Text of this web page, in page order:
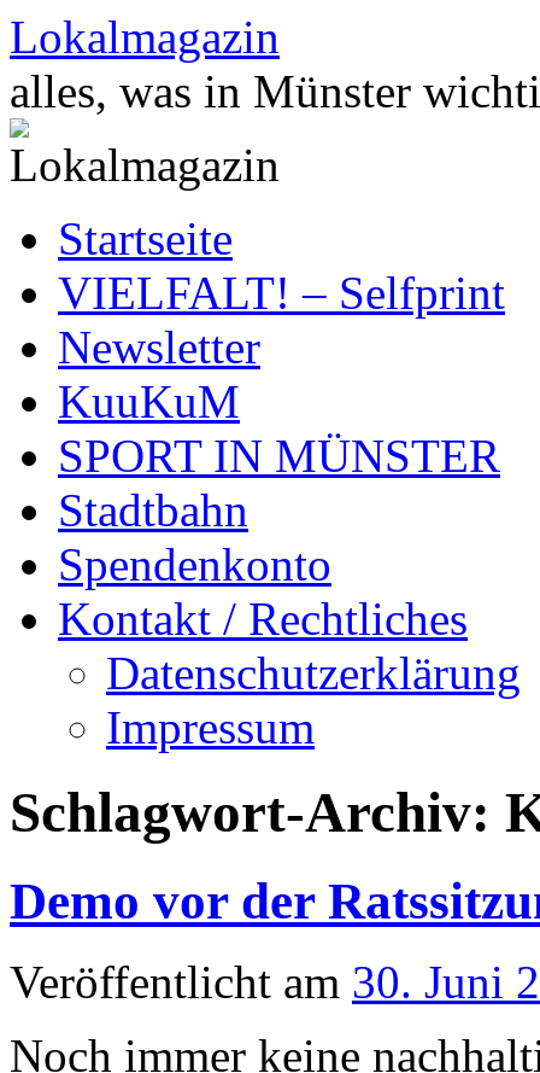
Zum
Inhalt
springen
Lokalmagazin
alles, was in Münster
Startseite
VIELFALT! – Selfprint
Newsletter
KuuKuM
SPORT IN MÜNSTER
Stadtbahn
Spendenkonto
Kontakt / Rechtliches
Datenschutzerklärung
Impressum
Schlagwort-Archiv:
Demo vor der
Veröffentlicht am 30. Juni
Noch immer keine